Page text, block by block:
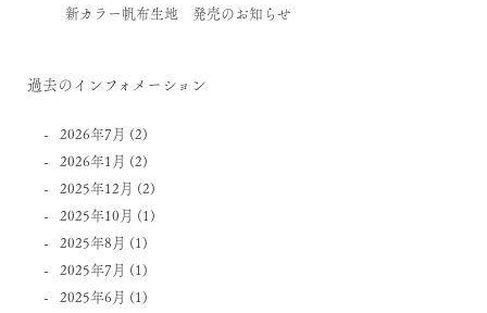
新カラー帆布生地 発売のお知らせ
過去のインフォメーション
2026年7月 (2)
2026年1月 (2)
2025年12月 (2)
2025年10月 (1)
2025年8月 (1)
2025年7月 (1)
2025年6月 (1)